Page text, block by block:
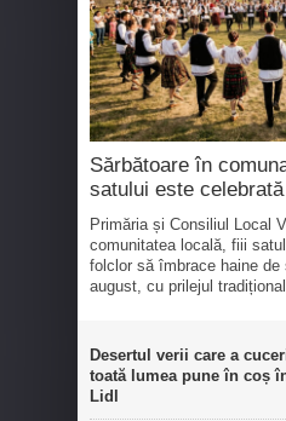
Sărbătoare în
satului este
Primăria și Consiliul Local
comunitatea locală, fiii
folclor să îmbrace haine de
august, cu prilejul
Desertul verii care a
toată lumea pune în coș
Lidl